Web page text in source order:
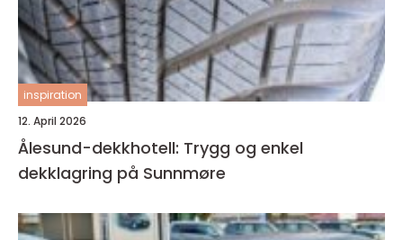
inspiration
12. April 2026
Ålesund-dekkhotell: Trygg og enkel
dekklagring på Sunnmøre